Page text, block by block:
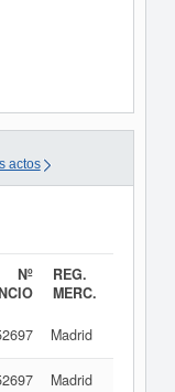
actos
Nº
REG.
MERC.
Madrid
Madrid